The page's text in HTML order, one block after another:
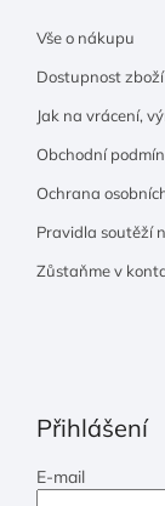
Vše o nákupu
Dostupnost zboží
Jak na vrácení,
Obchodní
Ochrana
Pravidla soutěží
Zůstaňme v
Přihlášení
E-mail